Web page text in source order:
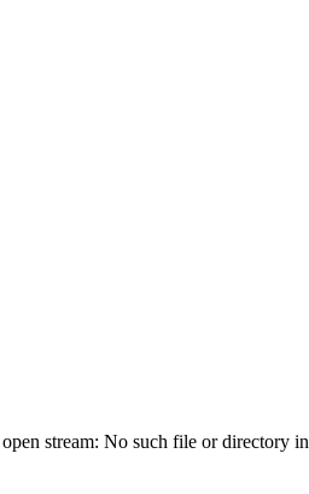
stream: No such file or directory in